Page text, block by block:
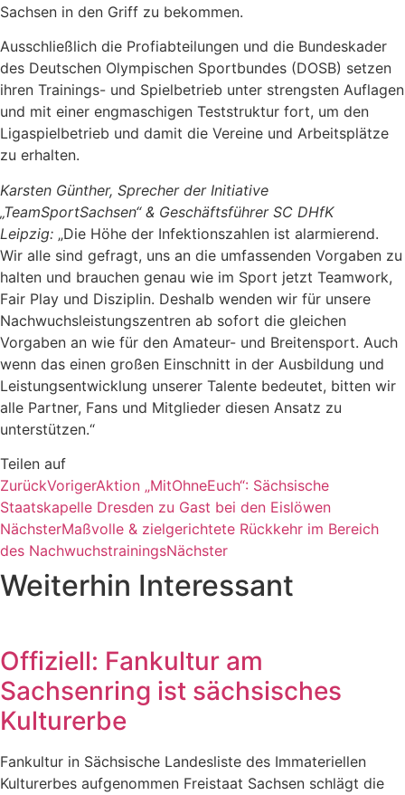
Sachsen in den Griff zu bekommen.
Ausschließlich die Profiabteilungen und die Bundeskader
des Deutschen Olympischen Sportbundes (DOSB) setzen
ihren Trainings- und Spielbetrieb unter strengsten Auflagen
und mit einer engmaschigen Teststruktur fort, um den
Ligaspielbetrieb und damit die Vereine und Arbeitsplätze
zu erhalten.
Karsten Günther, Sprecher der Initiative
„TeamSportSachsen“ & Geschäftsführer SC DHfK
Leipzig: „Die Höhe der Infektionszahlen ist alarmierend.
Wir alle sind gefragt, uns an die umfassenden Vorgaben zu
halten und brauchen genau wie im Sport jetzt Teamwork,
Fair Play und Disziplin. Deshalb wenden wir für unsere
Nachwuchsleistungszentren ab sofort die gleichen
Vorgaben an wie für den Amateur- und Breitensport. Auch
wenn das einen großen Einschnitt in der Ausbildung und
Leistungsentwicklung unserer Talente bedeutet, bitten wir
alle Partner, Fans und Mitglieder diesen Ansatz zu
unterstützen.“
Teilen auf
ZurückVorigerAktion „MitOhneEuch“: Sächsische
Staatskapelle Dresden zu Gast bei den Eislöwen
NächsterMaßvolle & zielgerichtete Rückkehr im Bereich
des NachwuchstrainingsNächster
Weiterhin Interessant
Offiziell: Fankultur am
Sachsenring ist sächsisches
Kulturerbe
Fankultur in Sächsische Landesliste des Immateriellen
Kulturerbes aufgenommen Freistaat Sachsen schlägt die